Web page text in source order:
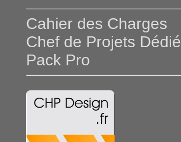
Cahier des Charges
Chef de Projets Dédié
Pack Pro